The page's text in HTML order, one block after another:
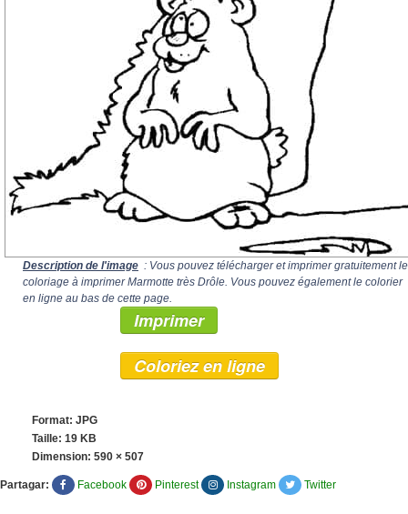
Description de l'image : Vous pouvez télécharger et imprimer gratuitement le
coloriage à imprimer Marmotte très Drôle. Vous pouvez également le colorier
en ligne au bas de cette page.
Imprimer
Coloriez en ligne
Format: JPG
Taille: 19 KB
Dimension: 590 × 507
Partagar: Facebook Pinterest Instagram Twitter